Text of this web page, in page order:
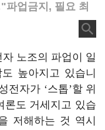
업금지, 필요 최
노조의 파업이 일
높아지고 있습니
전자가 ‘스톱’할 위
론도 거세지고 있습
저해하는 것 역시